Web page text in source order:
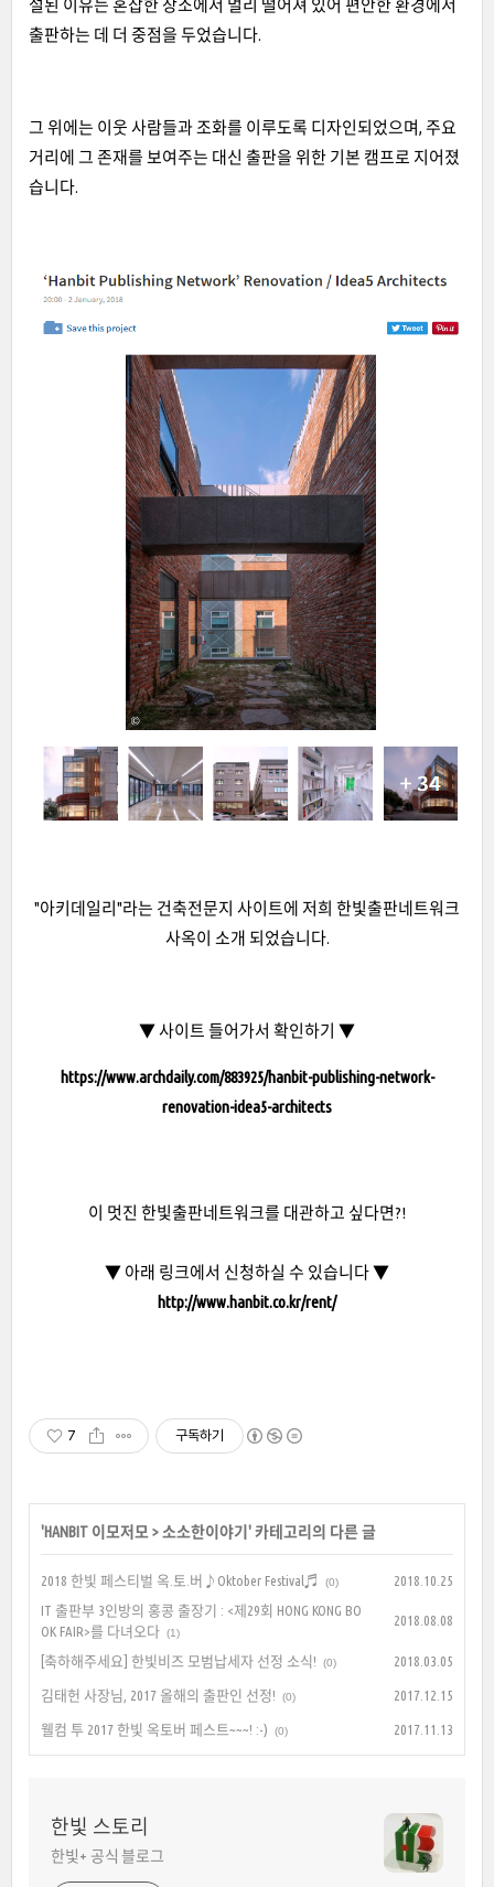
설된 이유는 혼잡한 장소에서 멀리 떨어져 있어 편안한 환경에서
출판하는 데 더 중점을 두었습니다.
그 위에는 이웃 사람들과 조화를 이루도록 디자인되었으며, 주요
거리에 그 존재를 보여주는 대신 출판을 위한 기본 캠프로 지어졌
습니다.
"아키데일리"라는 건축전문지 사이트에 저희 한빛출판네트워크
사옥이 소개 되었습니다.
▼ 사이트 들어가서 확인하기 ▼
https://www.archdaily.com/883925/hanbit-publishing-network-
renovation-idea5-architects
이 멋진 한빛출판네트워크를 대관하고 싶다면?!
▼ 아래 링크에서 신청하실 수 있습니다 ▼
http://www.hanbit.co.kr/rent/
7 구독하기
'HANBIT 이모저모>소소한이야기 ' 카테고리의 다른 글
2018 한빛 페스티벌 옥.토.버♪Oktober Festival♬ (0)
2018.10.25
IT 출판부 3인방의 홍콩 출장기 : <제29회 HONG KONG BO
OK FAIR>를 다녀오다 (1)
2018.08.08
[축하해주세요] 한빛비즈 모범납세자 선정 소식! (0) 2018.03.05
김태헌 사장님, 2017 올해의 출판인 선정! (0) 2017.12.15
웰컴 투 2017 한빛 옥토버 페스트~~~! :-) (0) 2017.11.13
한빛 스토리
한빛+ 공식 블로그